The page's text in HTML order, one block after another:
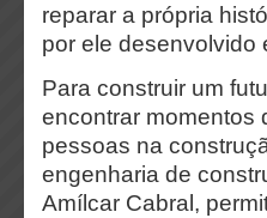
reparar a própria
por ele desenvolvido
Para construir um
encontrar momentos
pessoas na
engenharia de
Amílcar Cabral,